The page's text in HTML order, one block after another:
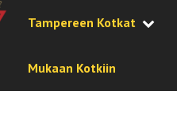
Tampereen Kotkat
Mukaan Kotkiin